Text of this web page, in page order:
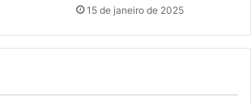
15 de janeiro de 2025